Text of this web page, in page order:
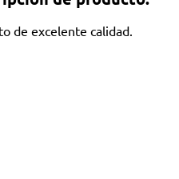
de excelente calidad.